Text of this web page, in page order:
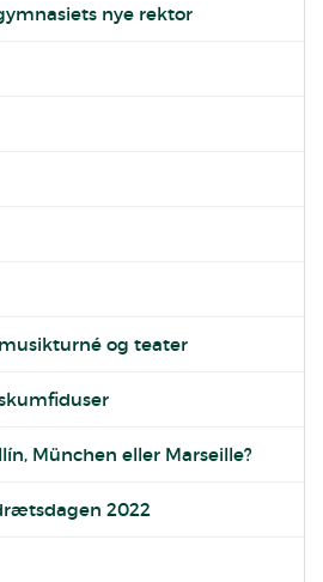
nye rektor
og teater
München eller Marseille?
2022